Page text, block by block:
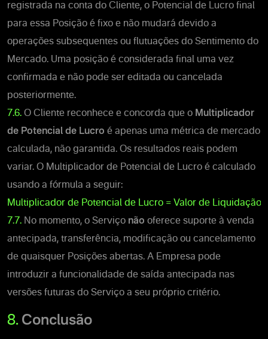
registrada na conta do Cliente, o Potencial de Lucro final
para essa Posição é fixo e não mudará devido a
operações subsequentes ou flutuações do Sentimento do
Mercado. Uma posição é considerada final uma vez
confirmada e não pode ser editada ou cancelada
posteriormente.
7.6. O Cliente reconhece e concorda que o Multiplicador
de Potencial de Lucro é apenas uma métrica de mercado
calculada, não garantida. Os resultados reais podem
variar. O Multiplicador de Potencial de Lucro é calculado
usando a fórmula a seguir:
Multiplicador de Potencial de Lucro = Valor de Liquidação
7.7. No momento, o Serviço não oferece suporte à venda
antecipada, transferência, modificação ou cancelamento
de quaisquer Posições abertas. A Empresa pode
introduzir a funcionalidade de saída antecipada nas
versões futuras do Serviço a seu próprio critério.
8. Conclusão